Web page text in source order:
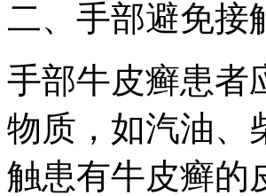
二、手部避免接
手部牛皮癣患者
物质，如汽油、
触患有牛皮癣的